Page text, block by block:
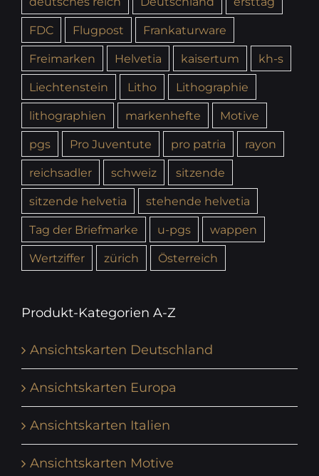
FDC
Flugpost
Frankaturware
Freimarken
Helvetia kaisertum
kh-s
Liechtenstein
Litho
Lithographie
lithographien
markenhefte
Motive
pgs
Pro Juventute pro patria
rayon
reichsadler
schweiz
sitzende
sitzende helvetia
stehende helvetia
Tag der Briefmarke
u-pgs
wappen
Wertziffer
zürich Österreich
Produkt-Kategorien A-Z
Ansichtskarten Deutschland
Ansichtskarten Europa
Ansichtskarten Italien
Ansichtskarten Motive